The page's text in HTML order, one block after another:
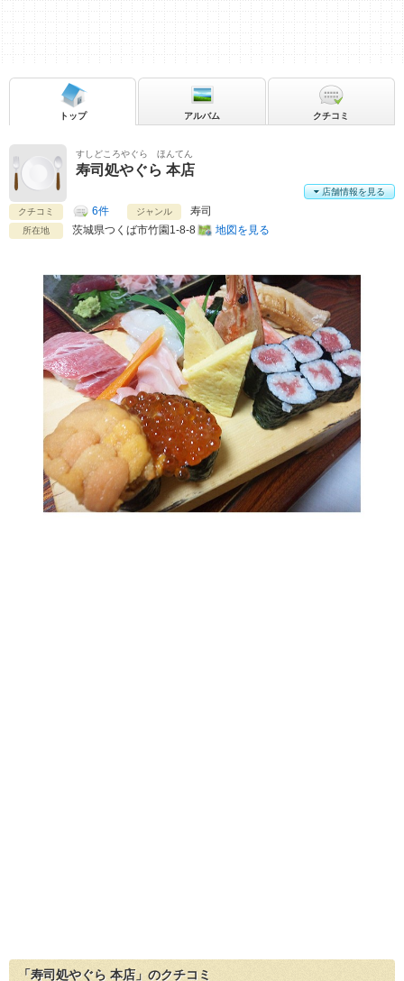
すしどころやぐら ほんてん
寿司処やぐら 本店
クチコミ 6件 ジャンル 寿司
所在地 茨城県つくば市竹園1-8-8 地図を見る
店舗情報を見る
トップ アルバム クチコミ
「寿司処やぐら 本店」のクチコミ